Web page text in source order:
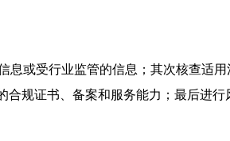
息或受行业监管的信息；其次核查适
合规证书、备案和服务能力；最后进